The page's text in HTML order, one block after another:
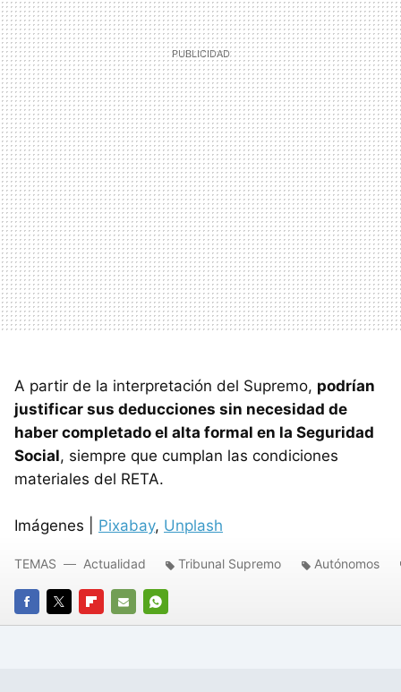
A partir de la interpretación del Supremo, podrían
justificar sus deducciones sin necesidad de
haber completado el alta formal en la Seguridad
Social, siempre que cumplan las condiciones
materiales del RETA.
Imágenes | Pixabay, Unplash
FACEBOOK
TWITTERFLIPBOARD
E-
WHATSAPP
TEMAS Actualidad Tribunal Supremo Autónomos